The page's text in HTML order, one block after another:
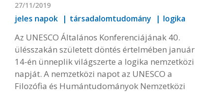
27/11/2019
jeles napok társadalomtudomány logika
Az UNESCO Általános Konferenciájának 40.
ülésszakán született döntés értelmében január
14-én ünneplik világszerte a logika nemzetközi
napját. A nemzetközi napot az UNESCO a
Filozófia és Humántudományok Nemzetközi